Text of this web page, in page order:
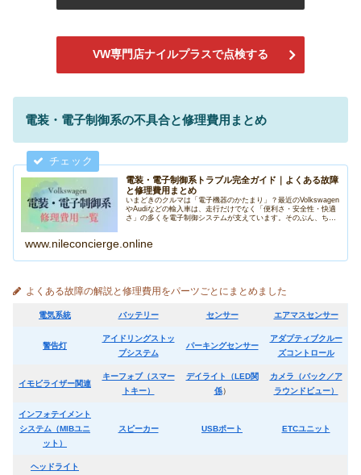
VW専門店ナイルプラスで点検する
電装・電子制御系の不具合と修理費用まとめ
電装・電子制御系トラブル完全ガイド｜よくある故障
と修理費用まとめ
いまどきのクルマは「電子機器のかたまり」？最近のVolkswagen
やAudiなどの輸入車は、走行だけでなく「便利さ・安全性・快適
さ」の多くを電子制御システムが支えています。そのぶん、ちょ
www.nileconcierge.online
よくある故障の解説と修理費用をパーツごとにまとめました
電気系統 バッテリー センサー エアマスセンサー
警告灯
アイドリングストッ
プシステム
パーキングセンサー
アダプティブクルー
ズコントロール
イモビライザー関連
キーフォブ（スマー
トキー）
デイライト（LED関
係）
カメラ（バック／ア
ラウンドビュー）
インフォテイメント
システム（MIBユニ
ット）
スピーカー USBポート ETCユニット
ヘッドライト